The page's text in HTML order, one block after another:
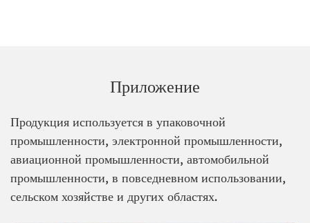
Приложение
Продукция используется в упаковочной
промышленности, электронной промышленности,
авиационной промышленности, автомобильной
промышленности, в повседневном использовании,
сельском хозяйстве и других областях.